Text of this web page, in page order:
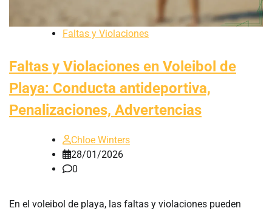
Faltas y Violaciones
Faltas y Violaciones en Voleibol de
Playa: Conducta antideportiva,
Penalizaciones, Advertencias
Chloe Winters
28/01/2026
0
En el voleibol de playa, las faltas y violaciones pueden